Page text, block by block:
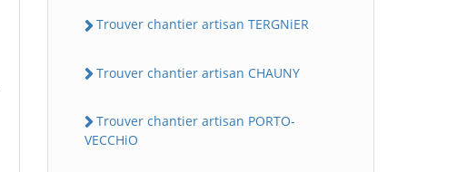
Trouver chantier artisan TERGNiER
Trouver chantier artisan CHAUNY
Trouver chantier artisan PORTO-
VECCHiO